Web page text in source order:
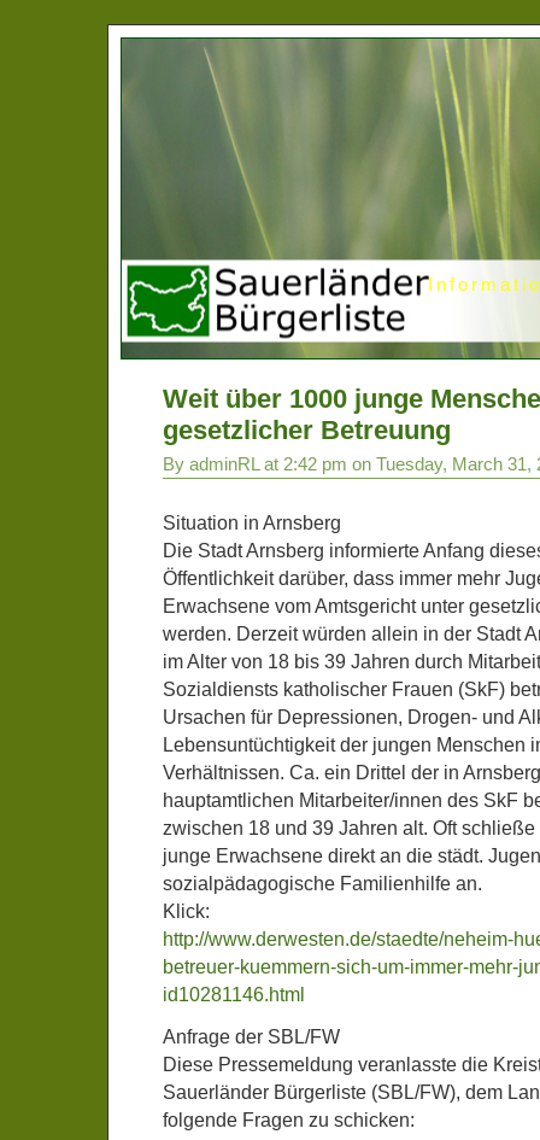
Weit über 1000 junge
gesetzlicher Betreuung
By adminRL at 2:42 pm on Tuesday, March 31,
Situation in Arnsberg
Die Stadt Arnsberg informierte Anfang
Öffentlichkeit darüber, dass immer mehr
Erwachsene vom Amtsgericht unter
werden. Derzeit würden allein in der Stadt
im Alter von 18 bis 39 Jahren durch
Sozialdiensts katholischer Frauen (SkF)
Ursachen für Depressionen, Drogen- und
Lebensuntüchtigkeit der jungen Menschen
Verhältnissen. Ca. ein Drittel der in
hauptamtlichen Mitarbeiter/innen des SkF
zwischen 18 und 39 Jahren alt. Oft
junge Erwachsene direkt an die städt.
sozialpädagogische Familienhilfe an.
Klick:
http://www.derwesten.de/staedte/neheim-
betreuer-kuemmern-sich-um-immer-mehr-
id10281146.html
Anfrage der SBL/FW
Diese Pressemeldung veranlasste die
Sauerländer Bürgerliste (SBL/FW), dem
folgende Fragen zu schicken: